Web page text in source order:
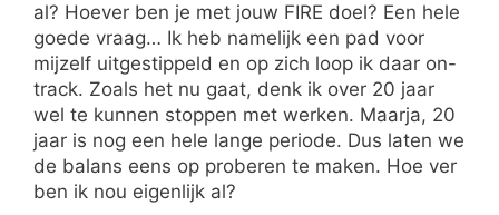
al? Hoever ben je met jouw FIRE doel? Een hele
goede vraag… Ik heb namelijk een pad voor
mijzelf uitgestippeld en op zich loop ik daar on-
track. Zoals het nu gaat, denk ik over 20 jaar
wel te kunnen stoppen met werken. Maarja, 20
jaar is nog een hele lange periode. Dus laten we
de balans eens op proberen te maken. Hoe ver
ben ik nou eigenlijk al?